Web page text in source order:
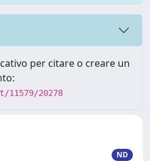
per citare o creare un
20278
ND